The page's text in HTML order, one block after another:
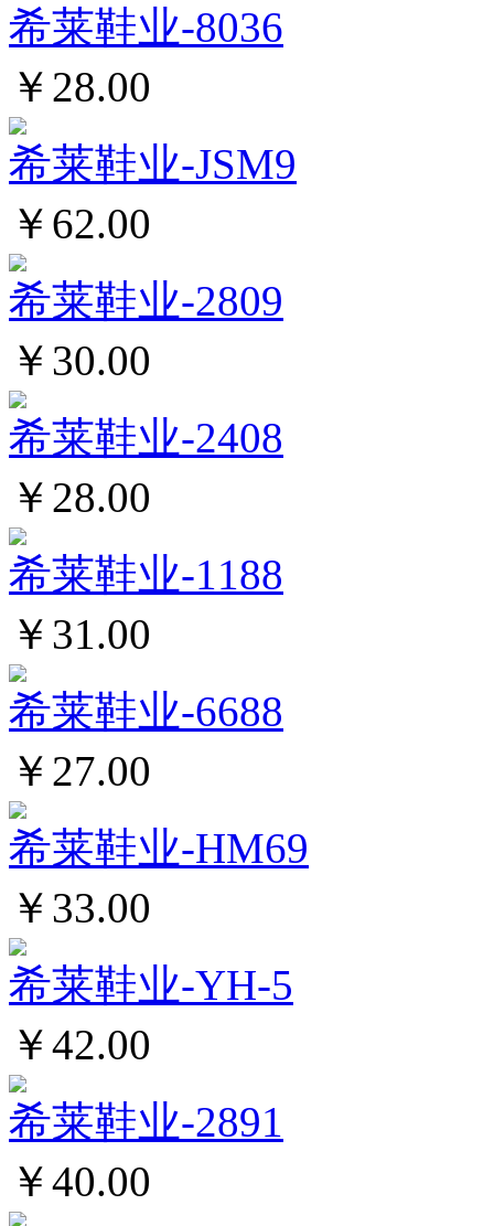
希莱鞋业-8036
￥28.00
希莱鞋业-JSM9
￥62.00
希莱鞋业-2809
￥30.00
希莱鞋业-2408
￥28.00
希莱鞋业-1188
￥31.00
希莱鞋业-6688
￥27.00
希莱鞋业-HM69
￥33.00
希莱鞋业-YH-5
￥42.00
希莱鞋业-2891
￥40.00